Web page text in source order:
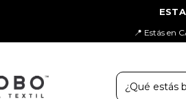
📍 Estás en